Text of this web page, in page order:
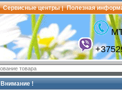
Сервисные центры | Полезная
Внимание !